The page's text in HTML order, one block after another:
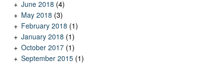
June 2018 (4)
May 2018 (3)
February 2018 (1)
January 2018 (1)
October 2017(1)
September 2015(1)